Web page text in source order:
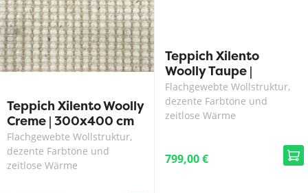
Teppich Xilento Woolly
Creme | 300x400 cm
Flachgewebte Wollstruktur,
dezente Farbtöne und
zeitlose Wärme
Teppich Xilento
Woolly Taupe |
200x300 cm
Flachgewebte Wollstruktur,
dezente Farbtöne und
zeitlose Wärme
799,00 €